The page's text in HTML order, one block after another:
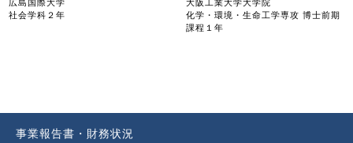
広島国際大学
社会学科２年
大阪工業大学大学院
化学・環境・生命工学専攻 博士前期
課程１年
事業報告書・財務状況